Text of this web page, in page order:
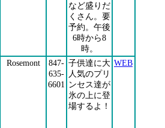
など盛りだ
くさん。要
予約。午後
6時から8
時。
Rosemont
847-
635-
6601
子供達に大
人気のプリ
ンセス達が
氷の上に登
場するよ！
WEB